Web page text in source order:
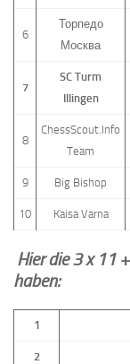
6
Торпедо
Москва
7
SC Turm
Illingen
8
ChessScout.Info
Team
9 Big Bishop
10 Kaisa Varna
Hier die 3 x 11
haben:
1
2